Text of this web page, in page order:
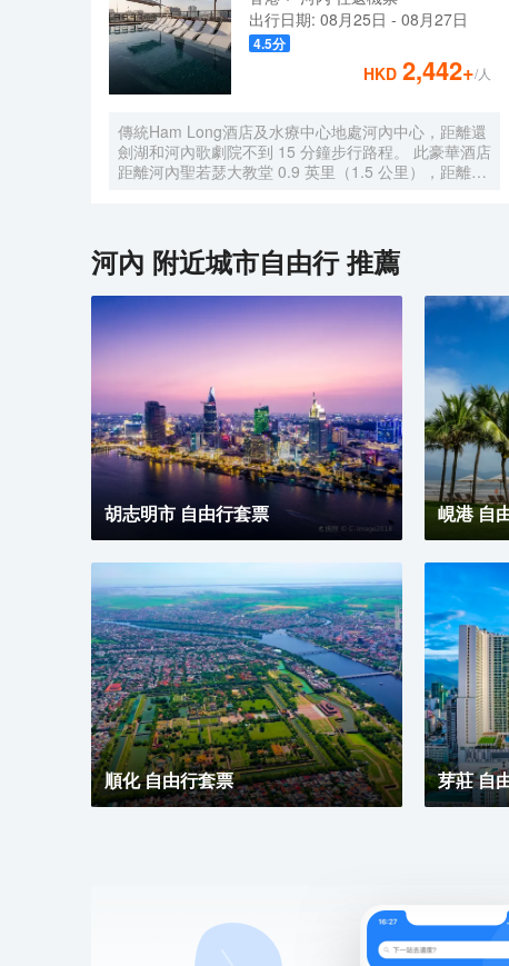
出行日期: 08月25日 - 08月27日
4.5分
HKD 2,442+/人
傳統Ham Long酒店及水療中心地處河內中心，距離還
劍湖和河內歌劇院不到 15 分鐘步行路程。 此豪華酒店
距離河內聖若瑟大教堂 0.9 英里（1.5 公里），距離河
WiFi、禮賓服務和接待大廳。
河內 附近城市自由行 推薦
胡志明市 自由行套票 峴港 自
順化 自由行套票 芽莊 自